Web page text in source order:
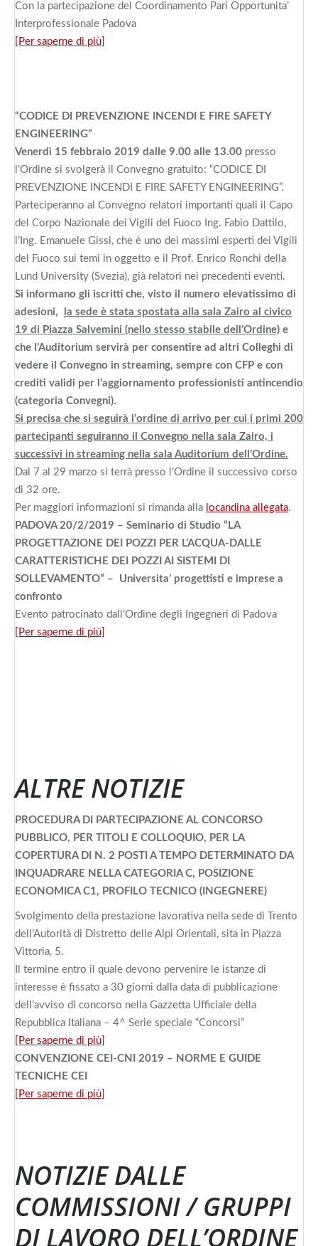
Con la partecipazione del Coordinamento Pari Opportunita’
Interprofessionale Padova
[Per saperne di più]
“CODICE DI PREVENZIONE INCENDI E FIRE SAFETY
ENGINEERING”
Venerdì 15 febbraio 2019 dalle 9.00 alle 13.00 presso
l’Ordine si svolgerà il Convegno gratuito: “CODICE DI
PREVENZIONE INCENDI E FIRE SAFETY ENGINEERING”.
Parteciperanno al Convegno relatori importanti quali il Capo
del Corpo Nazionale dei Vigili del Fuoco Ing. Fabio Dattilo,
l’Ing. Emanuele Gissi, che è uno dei massimi esperti dei Vigili
del Fuoco sui temi in oggetto e il Prof. Enrico Ronchi della
Lund University (Svezia), già relatori nei precedenti eventi.
Si informano gli iscritti che, visto il numero elevatissimo di
adesioni,
la sede è stata spostata alla sala Zairo al civico
19 di Piazza Salvemini (nello stesso stabile dell’Ordine) e
che l’Auditorium servirà per consentire ad altri Colleghi di
vedere il Convegno in streaming, sempre con CFP e con
crediti validi per l’aggiornamento professionisti antincendio
(categoria Convegni).
Si precisa che si seguirà l’ordine di arrivo per cui i primi 200
partecipanti seguiranno il Convegno nella sala Zairo, i
successivi in streaming nella sala Auditorium dell’Ordine.
Dal 7 al 29 marzo si terrà presso l’Ordine il successivo corso
di 32 ore.
Per maggiori informazioni si rimanda alla locandina allegata.
PADOVA 20/2/2019 – Seminario di Studio “LA
PROGETTAZIONE DEI POZZI PER L’ACQUA-DALLE
CARATTERISTICHE DEI POZZI AI SISTEMI DI
SOLLEVAMENTO” – Universita’ progettisti e imprese a
confronto
Evento patrocinato dall’Ordine degli Ingegneri di Padova
[Per saperne di più]
ALTRE NOTIZIE
PROCEDURA DI PARTECIPAZIONE AL CONCORSO
PUBBLICO, PER TITOLI E COLLOQUIO, PER LA
COPERTURA DI N. 2 POSTI A TEMPO DETERMINATO DA
INQUADRARE NELLA CATEGORIA C, POSIZIONE
ECONOMICA C1, PROFILO TECNICO (INGEGNERE)
Svolgimento della prestazione lavorativa nella sede di Trento
dell’Autorità di Distretto delle Alpi Orientali, sita in Piazza
Vittoria, 5.
Il termine entro il quale devono pervenire le istanze di
interesse è fissato a 30 giorni dalla data di pubblicazione
dell’avviso di concorso nella Gazzetta Ufficiale della
Repubblica Italiana – 4^ Serie speciale “Concorsi”
[Per saperne di più]
CONVENZIONE CEI-CNI 2019 – NORME E GUIDE
TECNICHE CEI
[Per saperne di più]
NOTIZIE DALLE
COMMISSIONI / GRUPPI
DI LAVORO DELL’ORDINE